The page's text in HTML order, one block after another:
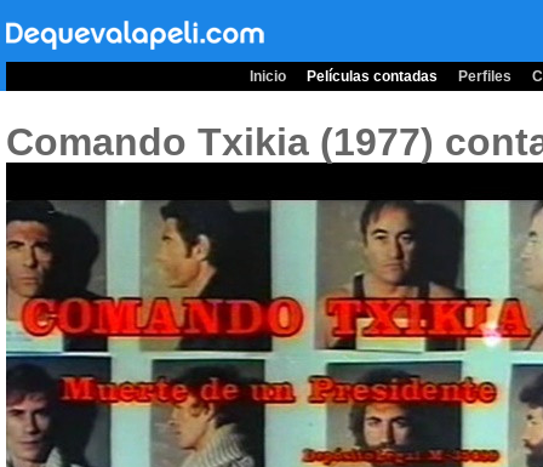
Inicio Películas contadas Perfiles
Comando Txikia (1977)